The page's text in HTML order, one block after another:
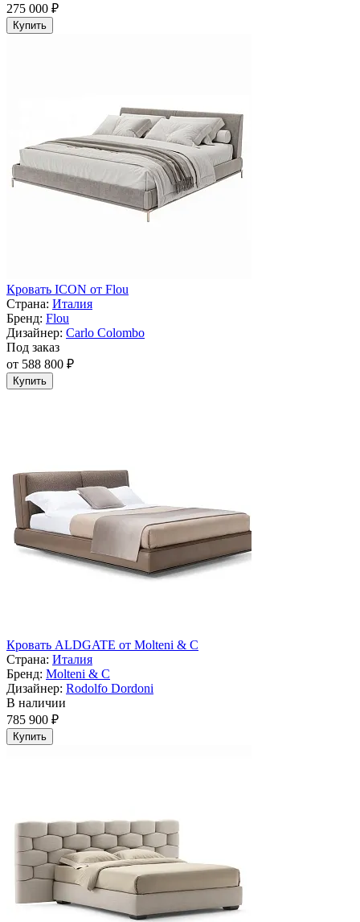
275 000 ₽
Купить
Кровать ICON от Flou
Страна: Италия
Бренд: Flou
Дизайнер: Carlo Colombo
Под заказ
от 588 800 ₽
Купить
Кровать ALDGATE от Molteni & C
Страна: Италия
Бренд: Molteni & C
Дизайнер: Rodolfo Dordoni
В наличии
785 900 ₽
Купить